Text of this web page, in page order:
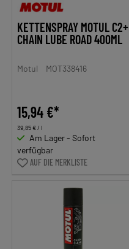
KETTENSPRAY MOTUL C2+
CHAIN LUBE ROAD 400ML
Motul MOT338416
15,94 €*
39,85 € / l
Am Lager - Sofort
verfügbar
AUF DIE MERKLISTE